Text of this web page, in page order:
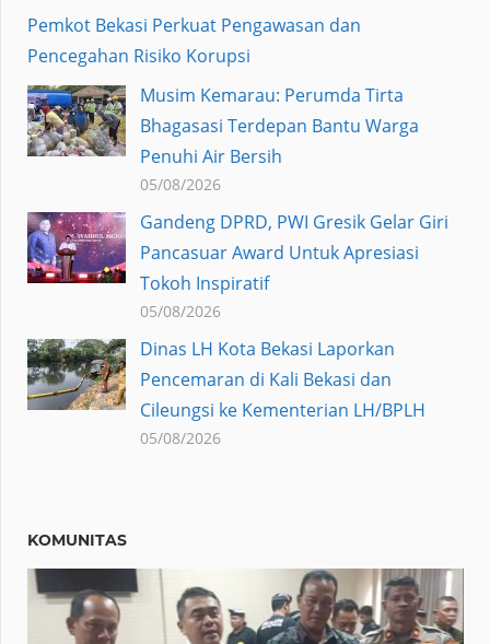
Pemkot Bekasi Perkuat Pengawasan dan
Pencegahan Risiko Korupsi
Musim Kemarau: Perumda Tirta
Bhagasasi Terdepan Bantu Warga
Penuhi Air Bersih
05/08/2026
Gandeng DPRD, PWI Gresik Gelar Giri
Pancasuar Award Untuk Apresiasi
Tokoh Inspiratif
05/08/2026
Dinas LH Kota Bekasi Laporkan
Pencemaran di Kali Bekasi dan
Cileungsi ke Kementerian LH/BPLH
05/08/2026
KOMUNITAS